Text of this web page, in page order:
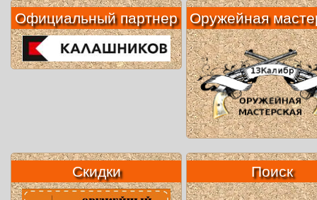
Официальный партнер Оружейная
Скидки Поиск